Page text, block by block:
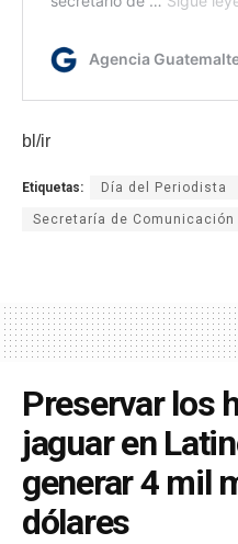
bl/ir
Etiquetas: Día del Periodista
Secretaría de
Preservar los
jaguar en
generar 4 mil
dólares